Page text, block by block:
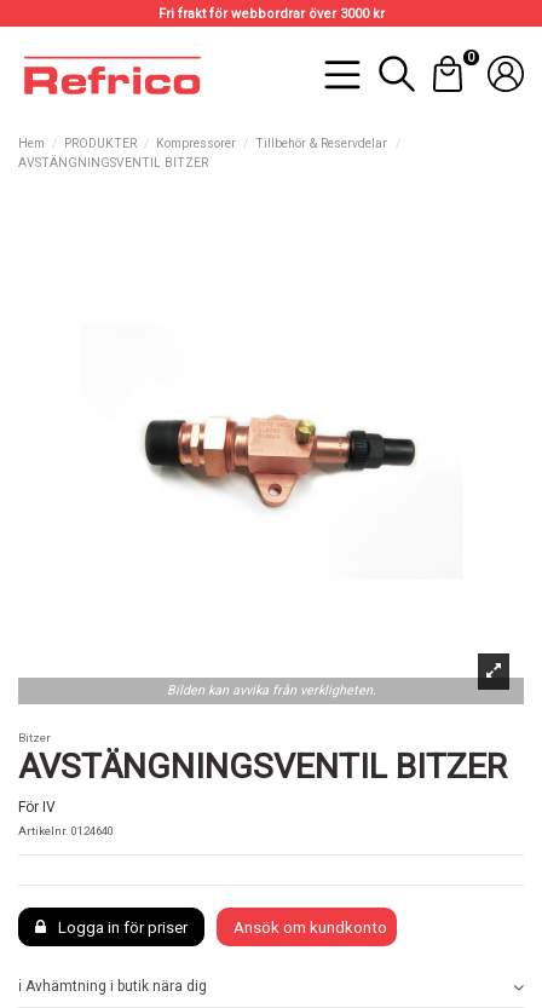
Fri frakt för webbordrar över 3000 kr
0
Hem PRODUKTER Kompressorer
Tillbehör & Reservdelar
AVSTÄNGNINGSVENTIL BITZER
Bilden kan avvika från verkligheten.
Bitzer
AVSTÄNGNINGSVENTIL BITZER
För IV
Artikelnr. 0124640
Logga in för priser Ansök om kundkonto
ℹ️ Avhämtning i butik nära dig